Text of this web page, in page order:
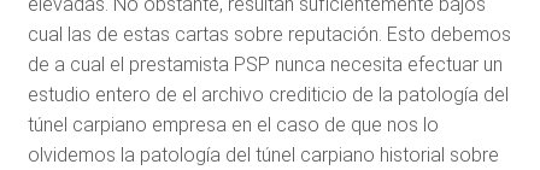
cual las de estas cartas sobre reputación. Esto debemos
de a cual el prestamista PSP nunca necesita efectuar un
estudio entero de el archivo crediticio de la patologí­a del
túnel carpiano empresa en el caso de que nos lo
olvidemos la patologí­a del túnel carpiano historial sobre